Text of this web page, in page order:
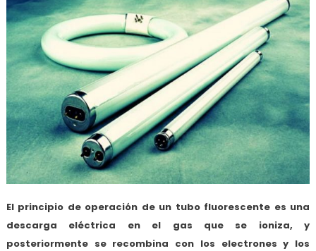
El principio de operación de un tubo fluorescente es una
descarga eléctrica en el gas que se ioniza, y
posteriormente se recombina con los electrones y los